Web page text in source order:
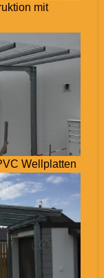
mit
Wellplatten